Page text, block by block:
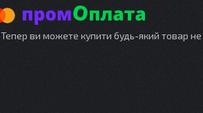
Тепер ви можете купити будь-який товар не